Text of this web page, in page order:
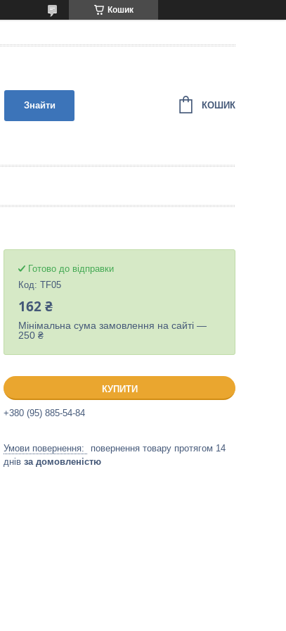
Кошик
Знайти КОШИК
Готово до відправки
Код: TF05
162 ₴
Мінімальна сума замовлення на сайті —
250 ₴
КУПИТИ
+380 (95) 885-54-84
повернення товару протягом 14
днів за домовленістю